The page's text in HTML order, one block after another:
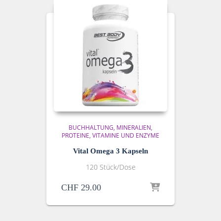
BUCHHALTUNG MINERALIEN,
PROTEINE, VITAMINE UND ENZYME
Vital Omega 3 Kapseln
120 Stück/Dose
CHF 29.00